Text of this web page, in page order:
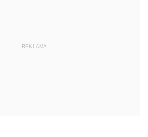
REKLAMA